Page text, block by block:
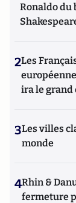
Ronaldo du
2Les
ira le grand
3Les villes
monde
4Rhin &
fermeture